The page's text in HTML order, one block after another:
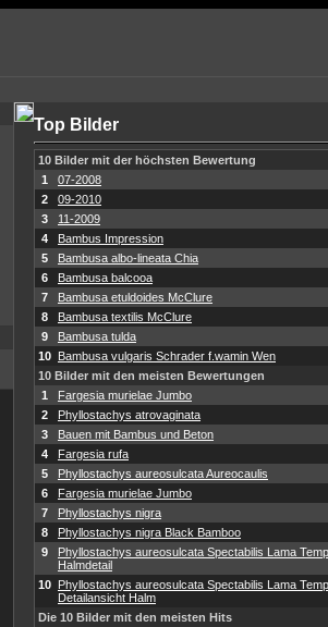
Top Bilder
10 Bilder mit der höchsten Bewertung
1
07-2008
2
09-2010
3
11-2009
4
Bambus Impression
5
Bambusa albo-lineata Chia
6
Bambusa balcooa
7
Bambusa etuldoides McClure
8
Bambusa textilis McClure
9
Bambusa tulda
10 Bambusa vulgaris Schrader f.wamin Wen
10 Bilder mit den meisten Bewertungen
1
Fargesia murielae Jumbo
2
Phyllostachys atrovaginata
3
Bauen mit Bambus und Beton
4
Fargesia rufa
5
Phyllostachys aureosulcata Aureocaulis
6
Fargesia murielae Jumbo
7
Phyllostachys nigra
8
Phyllostachys nigra Black Bamboo
9
Phyllostachys aureosulcata Spectabilis Lama
Halmdetail
10 Phyllostachys aureosulcata Spectabilis Lama
Detailansicht Halm
Die 10 Bilder mit den meisten Hits